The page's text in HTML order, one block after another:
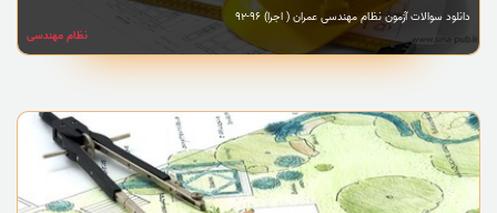
دانلود سوالات آزمون نظام مهندسی عمران ( اجرا) 96-92
نظام مهندسی